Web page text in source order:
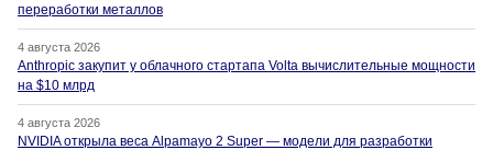
переработки металлов
4 августа 2026
Anthropic закупит у облачного стартапа Volta вычислительные мощности
на $10 млрд
4 августа 2026
NVIDIA открыла веса Alpamayo 2 Super — модели для разработки